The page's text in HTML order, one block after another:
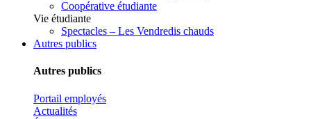
Coopérative étudiante
Vie étudiante
Spectacles – Les Vendredis chauds
Autres publics
Autres publics
Portail employés
Actualités